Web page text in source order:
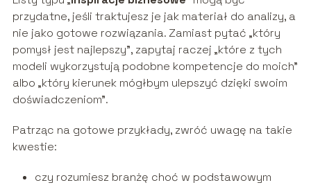
przydatne, jeśli traktujesz je jak materiał do analizy, a
nie jako gotowe rozwiązania. Zamiast pytać „który
pomysł jest najlepszy”, zapytaj raczej „które z tych
modeli wykorzystują podobne kompetencje do moich”
albo „który kierunek mógłbym ulepszyć dzięki swoim
doświadczeniom”.
Patrząc na gotowe przykłady, zwróć uwagę na takie
kwestie:
czy rozumiesz branżę choć w podstawowym